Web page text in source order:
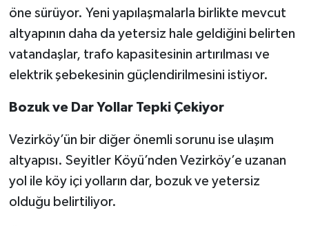
öne sürüyor. Yeni yapılaşmalarla birlikte mevcut
altyapının daha da yetersiz hale geldiğini belirten
vatandaşlar, trafo kapasitesinin artırılması ve
elektrik şebekesinin güçlendirilmesini istiyor.
Bozuk ve Dar Yollar Tepki Çekiyor
Vezirköy’ün bir diğer önemli sorunu ise ulaşım
altyapısı. Seyitler Köyü’nden Vezirköy’e uzanan
yol ile köy içi yolların dar, bozuk ve yetersiz
olduğu belirtiliyor.